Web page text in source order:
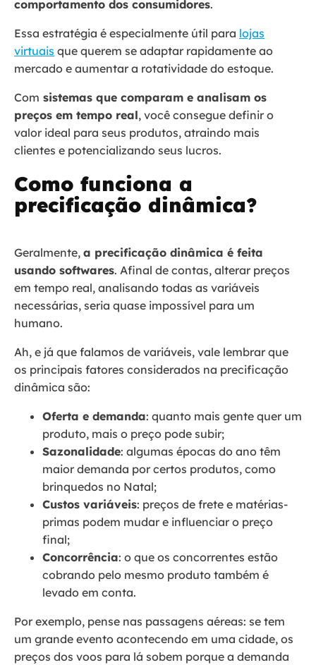
comportamento dos consumidores.
Essa estratégia é especialmente útil para lojas
virtuais que querem se adaptar rapidamente ao
mercado e aumentar a rotatividade do estoque.
Com sistemas que comparam e analisam os
preços em tempo real, você consegue definir o
valor ideal para seus produtos, atraindo mais
clientes e potencializando seus lucros.
Como funciona a
precificação dinâmica?
Geralmente, a precificação dinâmica é feita
usando softwares. Afinal de contas, alterar preços
em tempo real, analisando todas as variáveis
necessárias, seria quase impossível para um
humano.
Ah, e já que falamos de variáveis, vale lembrar que
os principais fatores considerados na precificação
dinâmica são:
Oferta e demanda: quanto mais gente quer um
produto, mais o preço pode subir;
Sazonalidade: algumas épocas do ano têm
maior demanda por certos produtos, como
brinquedos no Natal;
Custos variáveis: preços de frete e matérias-
primas podem mudar e influenciar o preço
final;
Concorrência: o que os concorrentes estão
cobrando pelo mesmo produto também é
levado em conta.
Por exemplo, pense nas passagens aéreas: se tem
um grande evento acontecendo em uma cidade, os
preços dos voos para lá sobem porque a demanda